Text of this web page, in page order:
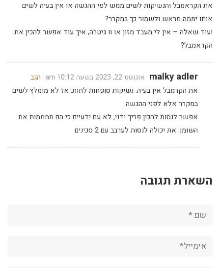
את הקראמבל והנשיקות לשים ממש לפי ההגשה או אין בעיה לשים
אותו יממה מראש ולשמור כך במקרר?
ועוד שאלה – אין לי מעבד מזון או וו גיטרה, איך עוד אפשר להכין את
הקראמבל?
malky adler אוגוסט 22, 2023 בשעה 10:12 am
הגב
את הקרמבל אין בעיה. נשיקות סופחות לחות, אז לא מומלץ לשים
במקרר אלא לפני ההגשה.
אפשר לנסות להכין פריך ידני, לא עם ידעיים כי הם מחממות את
השומן. את יכולה לנסות לערבב עם 2 סכינים
השארת תגובה
אימייל*